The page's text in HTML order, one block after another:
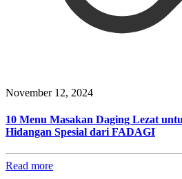
November 12, 2024
10 Menu Masakan Daging Lezat
Hidangan Spesial dari FADAGI
Read more